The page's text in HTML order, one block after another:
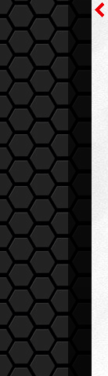
в сборе для а/м
Гранта
300